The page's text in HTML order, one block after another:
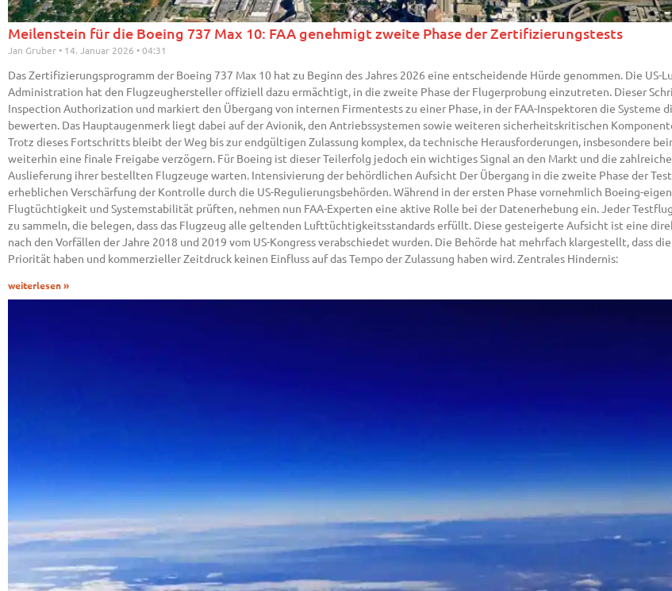
Meilenstein für die Boeing 737 Max 10: FAA genehmigt zweite Phase der Zertifizierungstests
Jan Gruber 14. Januar 2026 04:31
Das Zertifizierungsprogramm der Boeing 737 Max 10 hat zu Beginn des Jahres 2026 eine entscheidende Hürde genommen. Die
Administration hat den Flugzeughersteller offiziell dazu ermächtigt, in die zweite Phase der Flugerprobung einzutreten. Dieser
Inspection Authorization und markiert den Übergang von internen Firmentests zu einer Phase, in der FAA-Inspektoren die Systeme
bewerten. Das Hauptaugenmerk liegt dabei auf der Avionik, den Antriebssystemen sowie weiteren sicherheitskritischen
Trotz dieses Fortschritts bleibt der Weg bis zur endgültigen Zulassung komplex, da technische Herausforderungen, insbesondere
weiterhin eine finale Freigabe verzögern. Für Boeing ist dieser Teilerfolg jedoch ein wichtiges Signal an den Markt und die
Auslieferung ihrer bestellten Flugzeuge warten. Intensivierung der behördlichen Aufsicht Der Übergang in die zweite Phase der
erheblichen Verschärfung der Kontrolle durch die US-Regulierungsbehörden. Während in der ersten Phase vornehmlich Boeing-
Flugtüchtigkeit und Systemstabilität prüften, nehmen nun FAA-Experten eine aktive Rolle bei der Datenerhebung ein. Jeder
zu sammeln, die belegen, dass das Flugzeug alle geltenden Lufttüchtigkeitsstandards erfüllt. Diese gesteigerte Aufsicht ist eine
nach den Vorfällen der Jahre 2018 und 2019 vom US-Kongress verabschiedet wurden. Die Behörde hat mehrfach klargestellt, dass
Priorität haben und kommerzieller Zeitdruck keinen Einfluss auf das Tempo der Zulassung haben wird. Zentrales Hindernis:
weiterlesen »